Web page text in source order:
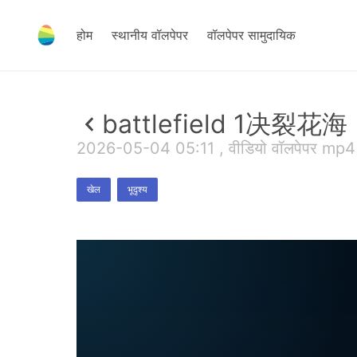
होम स्थानीय वॉलपेपर वॉलपेपर सामुदायिक
battlefield 1决裂花海
2026-05-04 05:11 , वीडियो वॉलपेपर
खेल भूदृश्य